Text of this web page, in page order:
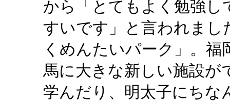
から「とてもよく勉強
すいです」と言われまし
くめんたいパーク」。
馬に大きな新しい施設が
学んだり、明太子にち